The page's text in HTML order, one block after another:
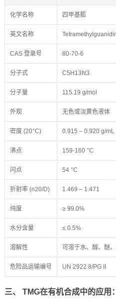
化学名称 四甲基胍
英文名称
CAS 登录号 80-70-6
分子式 C5H13N3
分子量 115.19 g/mol
外观 无色或淡黄色液体
密度 (20°C) 0.915 – 0.920 g/mL
沸点 159-160 °C
闪点 54 °C
折射率 (n20/D) 1.469 – 1.471
纯度 ≥ 99.0%
水分含量 ≤ 0.5%
溶解性 可溶于水、醇、醚
危险品运输编号 UN 2922 8/PG II
三、 TMG在有机合成中的应用